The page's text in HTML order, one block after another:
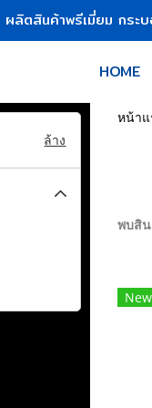
ผลิตสินค้าพรีเมี่ยม กระ
HOME
หน้าแ
พบสิ
New
ล้าง